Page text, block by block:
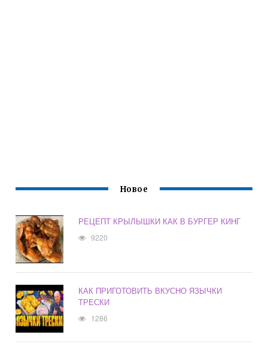
Новое
РЕЦЕПТ КРЫЛЫШКИ КАК В БУРГЕР КИНГ
9220
КАК ПРИГОТОВИТЬ ВКУСНО ЯЗЫЧКИ
ТРЕСКИ
1286